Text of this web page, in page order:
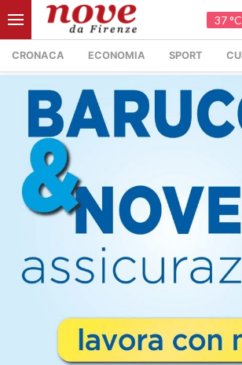
37 °C
CRONACA ECONOMIA SPORT